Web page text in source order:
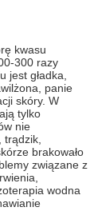
kwasu
300 razy
jest gładka,
panie
skóry. W
tylko
nie
trądzik,
brakowało
związane z
wodna